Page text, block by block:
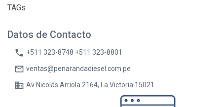
TAGs
Datos de Contacto
phone +511 323-8748 +511 323-8801
mail_outline ventas@penarandadiesel.com.pe
business Av Nicolás Arriola 2164, La Victoria 15021